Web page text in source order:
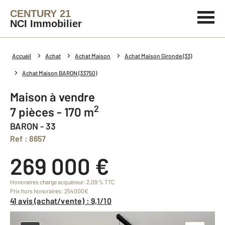
CENTURY 21
NCI Immobilier
Accueil Achat Achat Maison Achat Maison Gironde (33)
Achat Maison BARON (33750)
Maison à vendre
7 pièces - 170 m2
BARON - 33
Ref : 8657
269 000 €
Honoraires charge acquéreur: 2,09 % TTC
Prix hors honoraires: 254000€
41 avis (achat/vente) : 9,1/10